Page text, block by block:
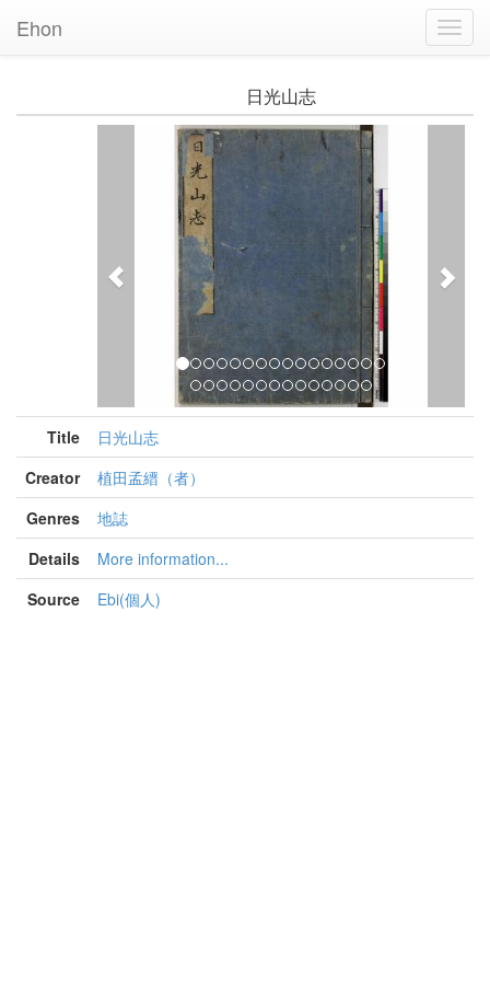
Ehon
日光山志
Previous
Title
日光山志
Creator
植田孟縉（者）
Genres
地誌
Details
More information...
Source
Ebi(個人)